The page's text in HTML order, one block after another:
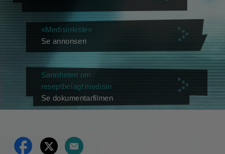
«Medisinkiste»
Se annonsen
Sannheten om
reseptbelagt medisin
Se dokumentarfilmen